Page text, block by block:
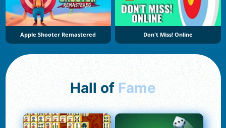
Apple Shooter Remastered Don't Miss! Online
Hall of Fame